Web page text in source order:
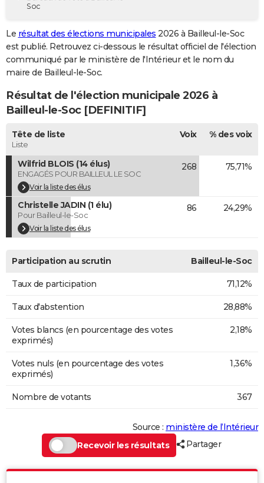
Destinations
City break
Voyage nature
Voyage de noces
Forum
GUIDES D'ACHAT
BONS PLANS
Carte de Noël
Carte Bonne année
Carte Saint-Valentin
Carte Pâques
Carte d'anniversaire
DICTIONNAIRE
Dictionnaire
Biographies
Citations
Expressions
Proverbes
PROGRAMME TV
COPAINS D'AVANT
S'inscrire
Se connecter
Lycées
Collèges
Primaires
Universités
Entreprises
Service militaire
Avis de recherche
AVIS DE DÉCÈS
FORUM
Bricolage
Lifestyle
Culture
Sport
Auto
Television
Voyage
Cinema
Soc
Le résultat des élections municipales 2026 à Bailleul-le-Soc
est publié. Retrouvez ci-dessous le résultat officiel de l'élection
communiqué par le ministère de l'Intérieur et le nom du
maire de Bailleul-le-Soc.
Résultat de l'élection municipale 2026 à
Bailleul-le-Soc [DEFINITIF]
Tête de liste
Liste
Voix % des voix
Wilfrid BLOIS (14 élus)
ENGAGÉS POUR BAILLEUL LE SOC
Voir la liste des élus
268 75,71%
Christelle JADIN (1 élu)
Pour Bailleul-le-Soc
Voir la liste des élus
86 24,29%
Participation au scrutin Bailleul-le-Soc
Taux de participation 71,12%
Taux d'abstention 28,88%
Votes blancs (en pourcentage des votes
exprimés)
2,18%
Votes nuls (en pourcentage des votes
exprimés)
1,36%
Nombre de votants 367
Source : ministère de l’Intérieur
Recevoir les résultats
Partager